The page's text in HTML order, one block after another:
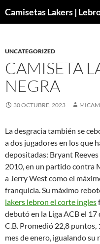
UNCATEGORIZED
CAMISETA
NEGRA
30 OCTUBRE, 2023
La desgracia también se
a dos jugadores en los que
depositadas: Bryant
2010, en un partido contra
a Jerry West como el
franquicia. Su máximo
lakers lebron el corte ingles
debutó en la Liga ACB el
C.B. Promedió 22,8 puntos,
mes de enero, igualando